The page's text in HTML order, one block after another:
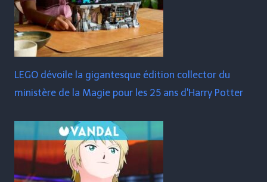
LEGO dévoile la gigantesque édition collector du
ministère de la Magie pour les 25 ans d'Harry Potter